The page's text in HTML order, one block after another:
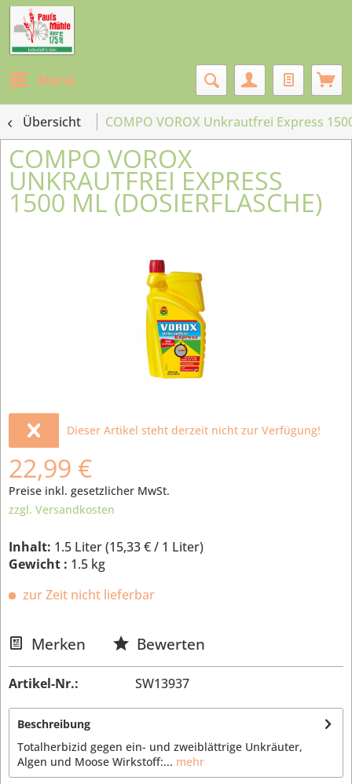
Menü
Übersicht COMPO VOROX Unkrautfrei Express
COMPO VOROX
UNKRAUTFREI EXPRESS
1500 ML (DOSIERFLASCHE)
Dieser Artikel steht derzeit nicht zur Verfügung!
22,99 €
Preise inkl. gesetzlicher MwSt.
zzgl. Versandkosten
Inhalt: 1.5 Liter (15,33 €/ 1 Liter)
Gewicht : 1.5 kg
zur Zeit nicht lieferbar
Merken Bewerten
Artikel-Nr.: SW13937
Beschreibung
Totalherbizid gegen ein- und zweiblättrige Unkräuter,
Algen und Moose Wirkstoff:... mehr